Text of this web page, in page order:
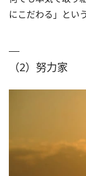
にこだわる」とい
（2）努力家